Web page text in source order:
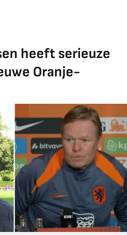
heeft serieuze
Oranje-